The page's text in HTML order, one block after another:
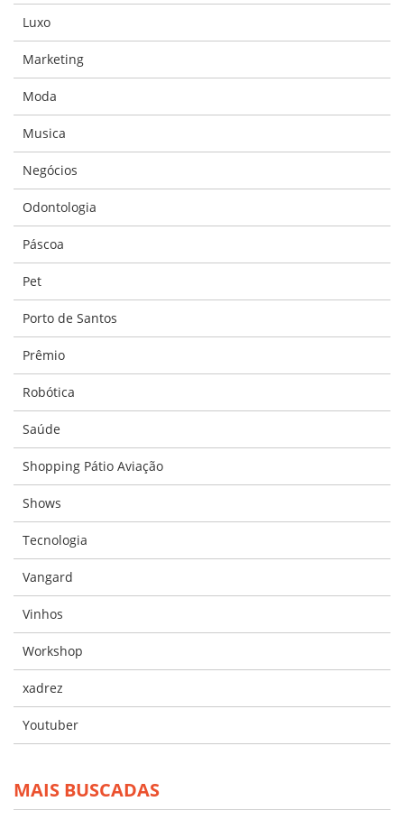
Luxo
Marketing
Moda
Musica
Negócios
Odontologia
Páscoa
Pet
Porto de Santos
Prêmio
Robótica
Saúde
Shopping Pátio Aviação
Shows
Tecnologia
Vangard
Vinhos
Workshop
xadrez
Youtuber
MAIS BUSCADAS